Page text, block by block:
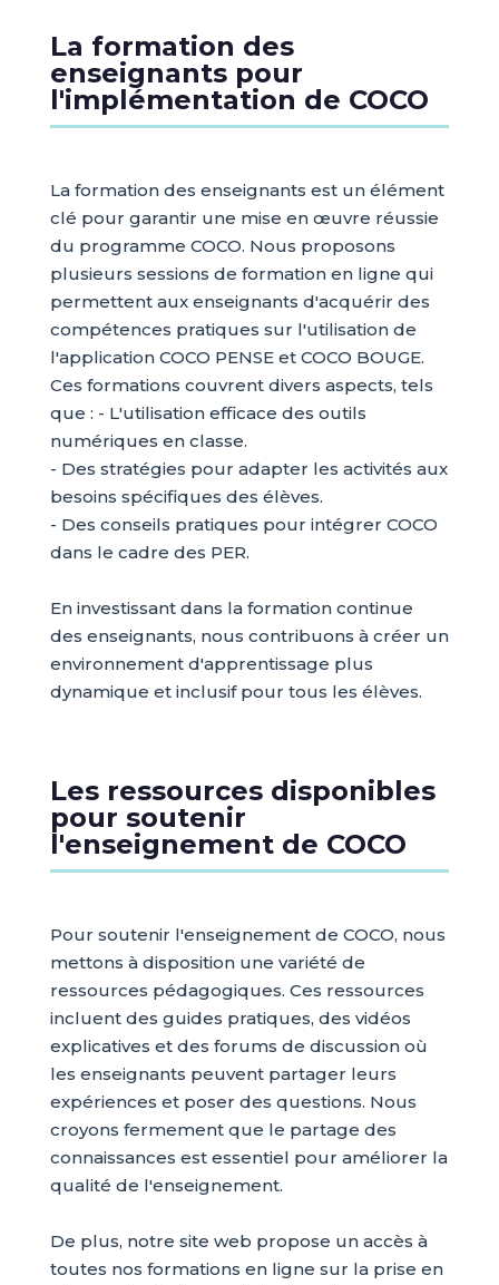
La formation des
enseignants pour
l'implémentation de COCO
La formation des enseignants est un élément
clé pour garantir une mise en œuvre réussie
du programme COCO. Nous proposons
plusieurs sessions de formation en ligne qui
permettent aux enseignants d'acquérir des
compétences pratiques sur l'utilisation de
l'application COCO PENSE et COCO BOUGE.
Ces formations couvrent divers aspects, tels
que : - L'utilisation efficace des outils
numériques en classe.
- Des stratégies pour adapter les activités aux
besoins spécifiques des élèves.
- Des conseils pratiques pour intégrer COCO
dans le cadre des PER.
En investissant dans la formation continue
des enseignants, nous contribuons à créer un
environnement d'apprentissage plus
dynamique et inclusif pour tous les élèves.
Les ressources disponibles
pour soutenir
l'enseignement de COCO
Pour soutenir l'enseignement de COCO, nous
mettons à disposition une variété de
ressources pédagogiques. Ces ressources
incluent des guides pratiques, des vidéos
explicatives et des forums de discussion où
les enseignants peuvent partager leurs
expériences et poser des questions. Nous
croyons fermement que le partage des
connaissances est essentiel pour améliorer la
qualité de l'enseignement.
De plus, notre site web propose un accès à
toutes nos formations en ligne sur la prise en